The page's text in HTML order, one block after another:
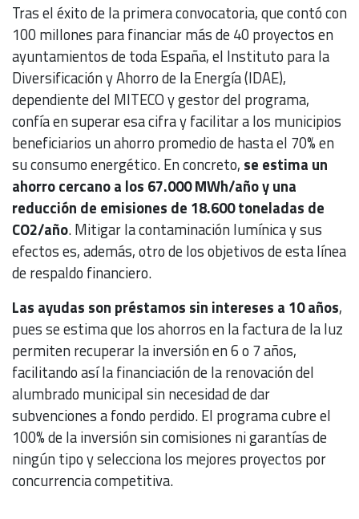
Tras el éxito de la primera convocatoria, que contó con
100 millones para financiar más de 40 proyectos en
ayuntamientos de toda España, el Instituto para la
Diversificación y Ahorro de la Energía (IDAE),
dependiente del MITECO y gestor del programa,
confía en superar esa cifra y facilitar a los municipios
beneficiarios un ahorro promedio de hasta el 70% en
su consumo energético. En concreto, se estima un
ahorro cercano a los 67.000 MWh/año y una
reducción de emisiones de 18.600 toneladas de
CO2/año. Mitigar la contaminación lumínica y sus
efectos es, además, otro de los objetivos de esta línea
de respaldo financiero.
Las ayudas son préstamos sin intereses a 10 años,
pues se estima que los ahorros en la factura de la luz
permiten recuperar la inversión en 6 o 7 años,
facilitando así la financiación de la renovación del
alumbrado municipal sin necesidad de dar
subvenciones a fondo perdido. El programa cubre el
100% de la inversión sin comisiones ni garantías de
ningún tipo y selecciona los mejores proyectos por
concurrencia competitiva.